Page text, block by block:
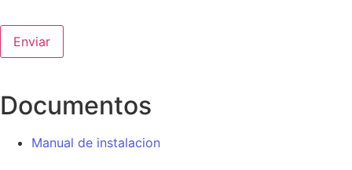
Documentos
Manual de instalacion